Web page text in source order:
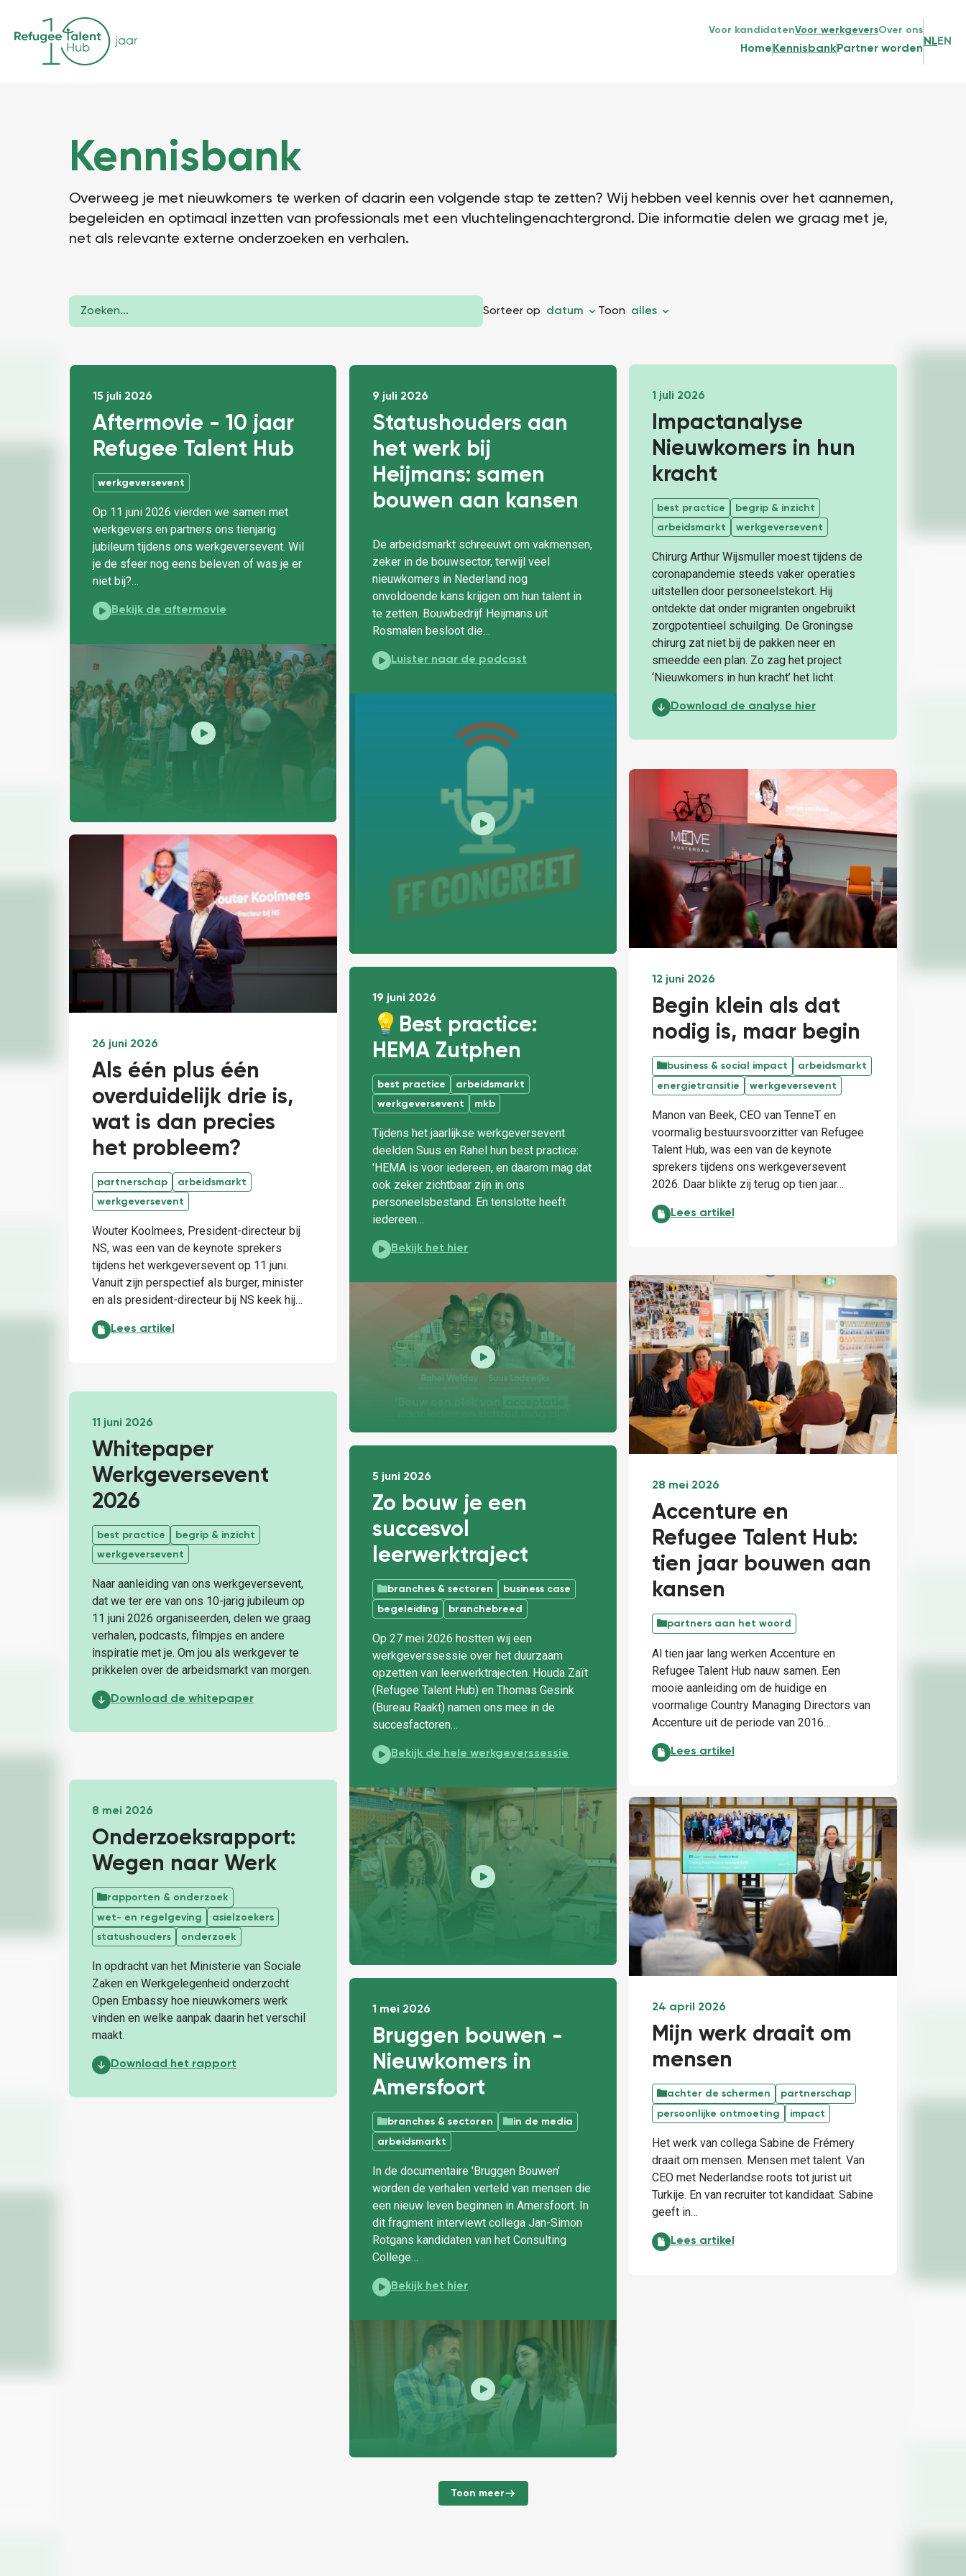
Voor kandidatenVoor werkgeversOver ons
Home Kennisbank Partner worden
EN
NL
Kennisbank
Overweeg je met nieuwkomers te werken of daarin een volgende stap te zetten? Wij hebben veel kennis over het aannemen,
begeleiden en optimaal inzetten van professionals met een vluchtelingenachtergrond. Die informatie delen we graag met je,
net als relevante externe onderzoeken en verhalen.
Sorteer op datum Toon alles
15 juli 2026
Aftermovie - 10 jaar
Refugee Talent Hub
werkgeversevent
Op 11 juni 2026 vierden we samen met
werkgevers en partners ons tienjarig
jubileum tijdens ons werkgeversevent. Wil
je de sfeer nog eens beleven of was je er
niet bij?…
Aftermovie - 10 jaar Refugee Talent Hub:
Bekijk de aftermovie
9 juli 2026
Statushouders aan
het werk bij
Heijmans: samen
bouwen aan kansen
De arbeidsmarkt schreeuwt om vakmensen,
zeker in de bouwsector, terwijl veel
nieuwkomers in Nederland nog
onvoldoende kans krijgen om hun talent in
te zetten. Bouwbedrijf Heijmans uit
Rosmalen besloot die…
Statushouders aan het werk bij Heijmans: samen bouwen aan kansen:
Luister naar de podcast
1 juli 2026
Impactanalyse
Nieuwkomers in hun
kracht
best practice
begrip & inzicht
arbeidsmarkt
werkgeversevent
Chirurg Arthur Wijsmuller moest tijdens de
coronapandemie steeds vaker operaties
uitstellen door personeelstekort. Hij
ontdekte dat onder migranten ongebruikt
zorgpotentieel schuilging. De Groningse
chirurg zat niet bij de pakken neer en
smeedde een plan. Zo zag het project
‘Nieuwkomers in hun kracht’ het licht.
Impactanalyse Nieuwkomers in hun kracht:
Download de analyse hier
26 juni 2026
Als één plus één
overduidelijk drie is,
wat is dan precies
het probleem?
partnerschap
arbeidsmarkt
werkgeversevent
Wouter Koolmees, President-directeur bij
NS, was een van de keynote sprekers
tijdens het werkgeversevent op 11 juni.
Vanuit zijn perspectief als burger, minister
en als president-directeur bij NS keek hij…
Als één plus één overduidelijk drie is, wat is dan precies het probleem?:
Lees artikel
19 juni 2026
💡Best practice:
HEMA Zutphen
best practice
arbeidsmarkt
werkgeversevent
mkb
Tijdens het jaarlijkse werkgeversevent
deelden Suus en Rahel hun best practice:
'HEMA is voor iedereen, en daarom mag dat
ook zeker zichtbaar zijn in ons
personeelsbestand. En tenslotte heeft
iedereen…
💡Best practice: HEMA Zutphen:
Bekijk het hier
12 juni 2026
Begin klein als dat
nodig is, maar begin
business & social impact
arbeidsmarkt
energietransitie
werkgeversevent
Manon van Beek, CEO van TenneT en
voormalig bestuursvoorzitter van Refugee
Talent Hub, was een van de keynote
sprekers tijdens ons werkgeversevent
2026. Daar blikte zij terug op tien jaar…
Begin klein als dat nodig is, maar begin:
Lees artikel
11 juni 2026
Whitepaper
Werkgeversevent
2026
best practice
begrip & inzicht
werkgeversevent
Naar aanleiding van ons werkgeversevent,
dat we ter ere van ons 10-jarig jubileum op
11 juni 2026 organiseerden, delen we graag
verhalen, podcasts, filmpjes en andere
inspiratie met je. Om jou als werkgever te
prikkelen over de arbeidsmarkt van morgen.
Whitepaper Werkgeversevent 2026:
Download de whitepaper
5 juni 2026
Zo bouw je een
succesvol
leerwerktraject
branches & sectoren
business case
begeleiding
branchebreed
Op 27 mei 2026 hostten wij een
werkgeverssessie over het duurzaam
opzetten van leerwerktrajecten. Houda Zaït
(Refugee Talent Hub) en Thomas Gesink
(Bureau Raakt) namen ons mee in de
succesfactoren…
Zo bouw je een succesvol leerwerktraject:
Bekijk de hele werkgeverssessie
28 mei 2026
Accenture en
Refugee Talent Hub:
tien jaar bouwen aan
kansen
partners aan het woord
Al tien jaar lang werken Accenture en
Refugee Talent Hub nauw samen. Een
mooie aanleiding om de huidige en
voormalige Country Managing Directors van
Accenture uit de periode van 2016…
Accenture en Refugee Talent Hub: tien jaar bouwen aan
Lees artikel
8 mei 2026
Onderzoeksrapport:
Wegen naar Werk
rapporten & onderzoek
wet- en regelgeving
asielzoekers
statushouders
onderzoek
In opdracht van het Ministerie van Sociale
Zaken en Werkgelegenheid onderzocht
Open Embassy hoe nieuwkomers werk
vinden en welke aanpak daarin het verschil
maakt.
Onderzoeksrapport: Wegen naar Werk:
Download het rapport
1 mei 2026
Bruggen bouwen -
Nieuwkomers in
Amersfoort
branches & sectoren
in de media
arbeidsmarkt
In de documentaire 'Bruggen Bouwen'
worden de verhalen verteld van mensen die
een nieuw leven beginnen in Amersfoort. In
dit fragment interviewt collega Jan-Simon
Rotgans kandidaten van het Consulting
College…
Bruggen bouwen - Nieuwkomers in Amersfoort:
Bekijk het hier
24 april 2026
Mijn werk draait om
mensen
achter de schermen
partnerschap
persoonlijke ontmoeting
impact
Het werk van collega Sabine de Frémery
draait om mensen. Mensen met talent. Van
CEO met Nederlandse roots tot jurist uit
Turkije. En van recruiter tot kandidaat. Sabine
geeft in…
Mijn werk draait om mensen :
Lees artikel
Toon meer